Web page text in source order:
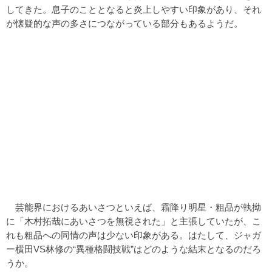
してきた。息子のこととなると炎上しやすい印象があり、それ
が懐疑的な声の多さにつながっている部分もあるようだ。
芸能界におけるあいさつといえば、霜降り明星・粗品が執拗
に「木村拓哉にあいさつを無視された」と主張していたが、こ
れも粗品への同情の声は少ない印象がある。はたして、ジャガ
ー横田VS林修の“異種格闘技戦”はどのような結末となるのだろ
うか。